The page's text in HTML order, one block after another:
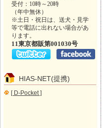
受付：10時～20時
（年中無休）
※土日・祝日は、送犬・見学
等で電話に出れない場合があ
ります。
11東京都販第001030号
HIAS-NET(提携)
[ D-Pocket ]